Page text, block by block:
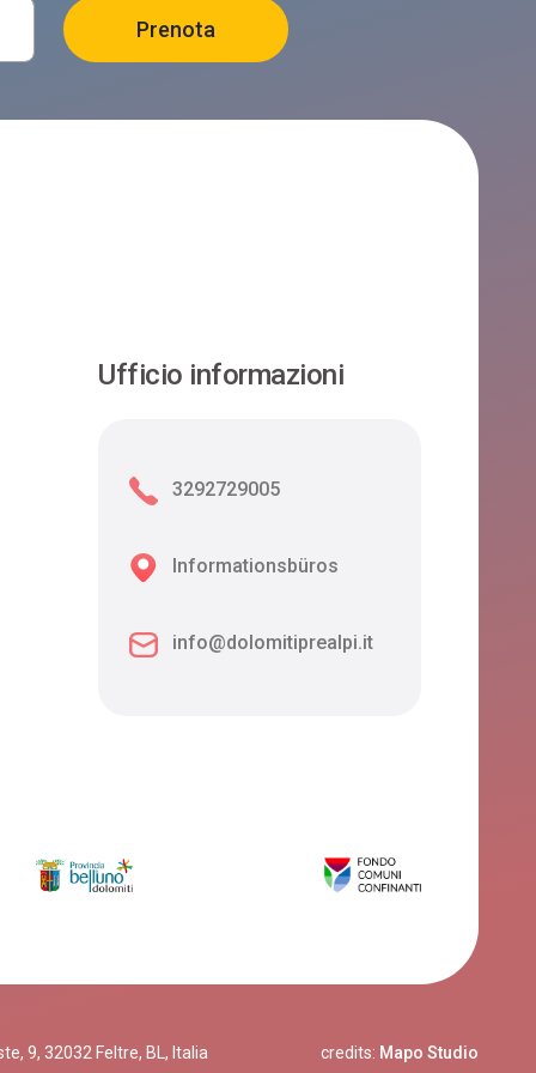
Ufficio informazioni
3292729005
Informationsbüros
info@dolomitiprealpi.it
9, 32032 Feltre, BL, Italia credits: Mapo Studio